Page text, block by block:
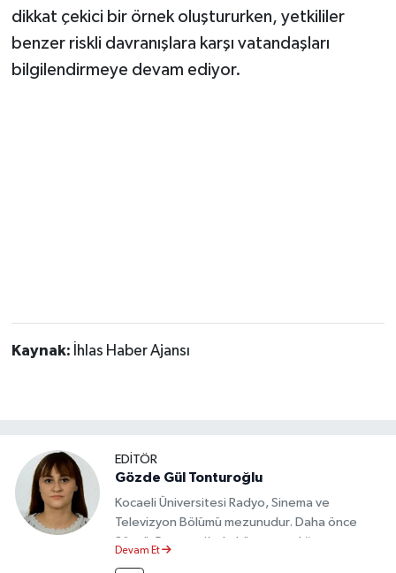
dikkat çekici bir örnek oluştururken, yetkililer
benzer riskli davranışlara karşı vatandaşları
bilgilendirmeye devam ediyor.
Kaynak: İhlas Haber Ajansı
EDİTÖR
Gözde Gül Tonturoğlu
Kocaeli Üniversitesi Radyo, Sinema ve
Televizyon Bölümü mezunudur. Daha önce
Sözcü Gazetesi’nde köşe yazarlığı yapmış ve
Devam Et